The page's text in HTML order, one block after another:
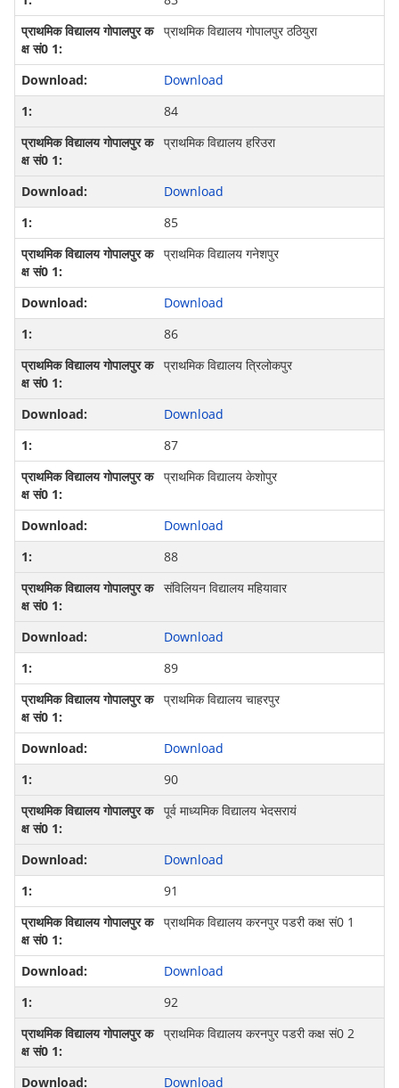
प्राथमिक विद्यालय गोपालपुर ठठियुरा
Download
84
प्राथमिक विद्यालय हरिउरा
Download
85
प्राथमिक विद्यालय गनेशपुर
Download
86
प्राथमिक विद्यालय त्रिलोकपुर
Download
87
प्राथमिक विद्यालय केशोपुर
Download
88
संविलियन विद्यालय महियावार
Download
89
प्राथमिक विद्यालय चाहरपुर
Download
90
पूर्व माध्यमिक विद्यालय भेदसरायं
Download
91
प्राथमिक विद्यालय करनपुर पडरी कक्ष सं0 1
Download
92
प्राथमिक विद्यालय करनपुर पडरी कक्ष सं0 2
Download